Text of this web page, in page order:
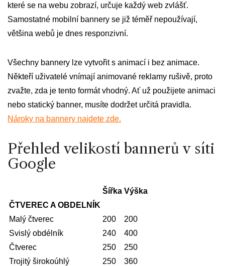
které se na webu zobrazí, určuje každý web zvlášť.
Samostatné mobilní bannery se již téměř nepoužívají,
většina webů je dnes responzivní.
Všechny bannery lze vytvořit s animací i bez animace.
Někteří uživatelé vnímají animované reklamy rušivě, proto
zvažte, zda je tento formát vhodný. Ať už použijete animaci
nebo statický banner, musíte dodržet určitá pravidla.
Nároky na bannery najdete zde.
Přehled velikostí bannerů v síti
Google
Šířka Výška
ČTVEREC A OBDELNÍK
Malý čtverec
200
200
Svislý obdélník
240
400
Čtverec
250
250
Trojitý širokoúhlý
250
360